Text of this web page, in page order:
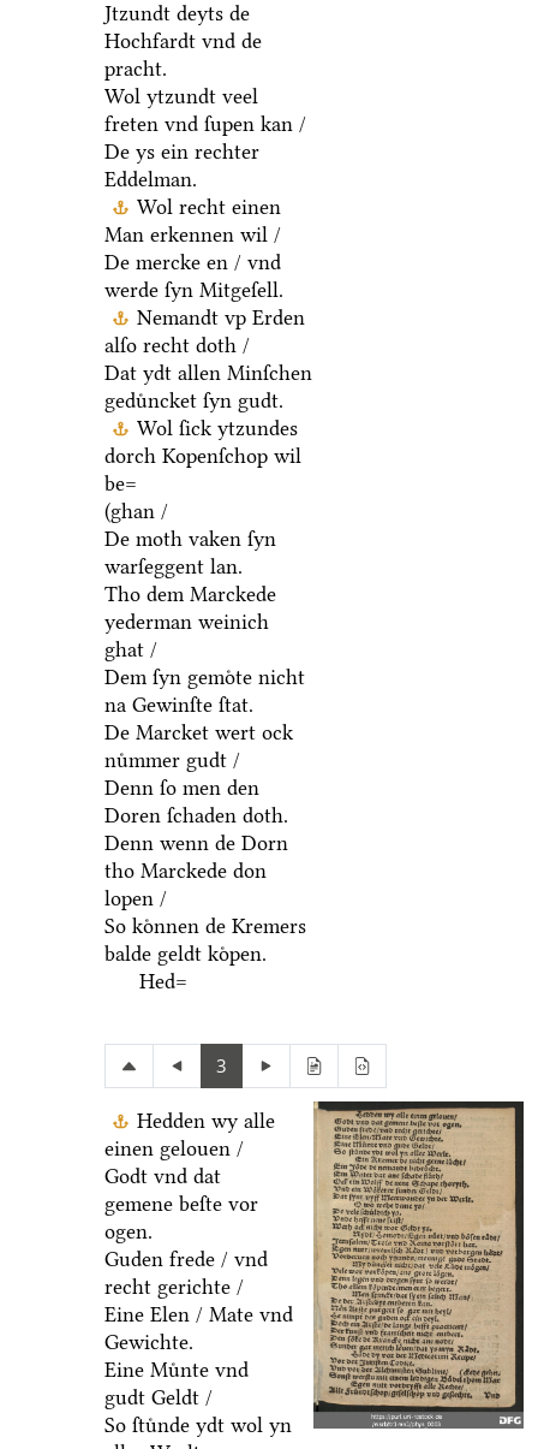
Jtzundt deyts de
Hochfardt vnd de
pracht.
Wol ytzundt veel
freten vnd ſupen kan /
De ys ein rechter
Eddelman.
Wol recht einen
Man erkennen wil /
De mercke en / vnd
werde ſyn Mitgeſell.
Nemandt vp Erden
alſo recht doth /
Dat ydt allen Minſchen
geduͤncket ſyn gudt.
Wol ſick ytzundes
dorch Kopenſchop wil
be=
(ghan /
De moth vaken ſyn
warſeggent lan.
Tho dem Marckede
yederman weinich
ghat /
Dem ſyn gemoͤte nicht
na Gewinſte ſtat.
De Marcket wert ock
nuͤmmer gudt /
Denn ſo men den
Doren ſchaden doth.
Denn wenn de Dorn
tho Marckede don
lopen /
So koͤnnen de Kremers
balde geldt koͤpen.
Hed=
3
Hedden wy alle
einen gelouen /
Godt vnd dat
gemene beſte vor
ogen.
Guden frede / vnd
recht gerichte /
Eine Elen / Mate vnd
Gewichte.
Eine Muͤnte vnd
gudt Geldt /
So ſtuͤnde ydt wol yn